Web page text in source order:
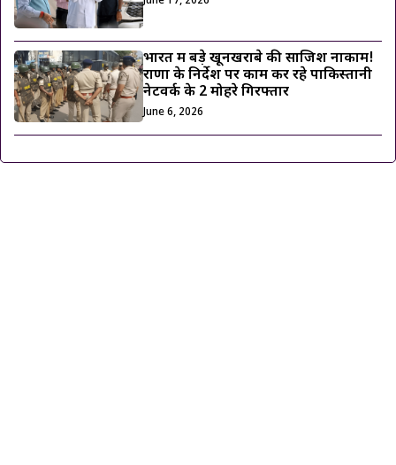
भारत में बड़े खूनखराबे की साजिश नाकाम!
राणा के निर्देश पर काम कर रहे पाकिस्तानी
नेटवर्क के 2 मोहरे गिरफ्तार
June 6, 2026